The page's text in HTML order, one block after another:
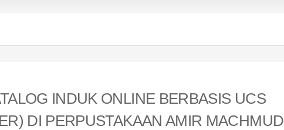
INDUK ONLINE BERBASIS UCS
DI PERPUSTAKAAN AMIR MACHMUD